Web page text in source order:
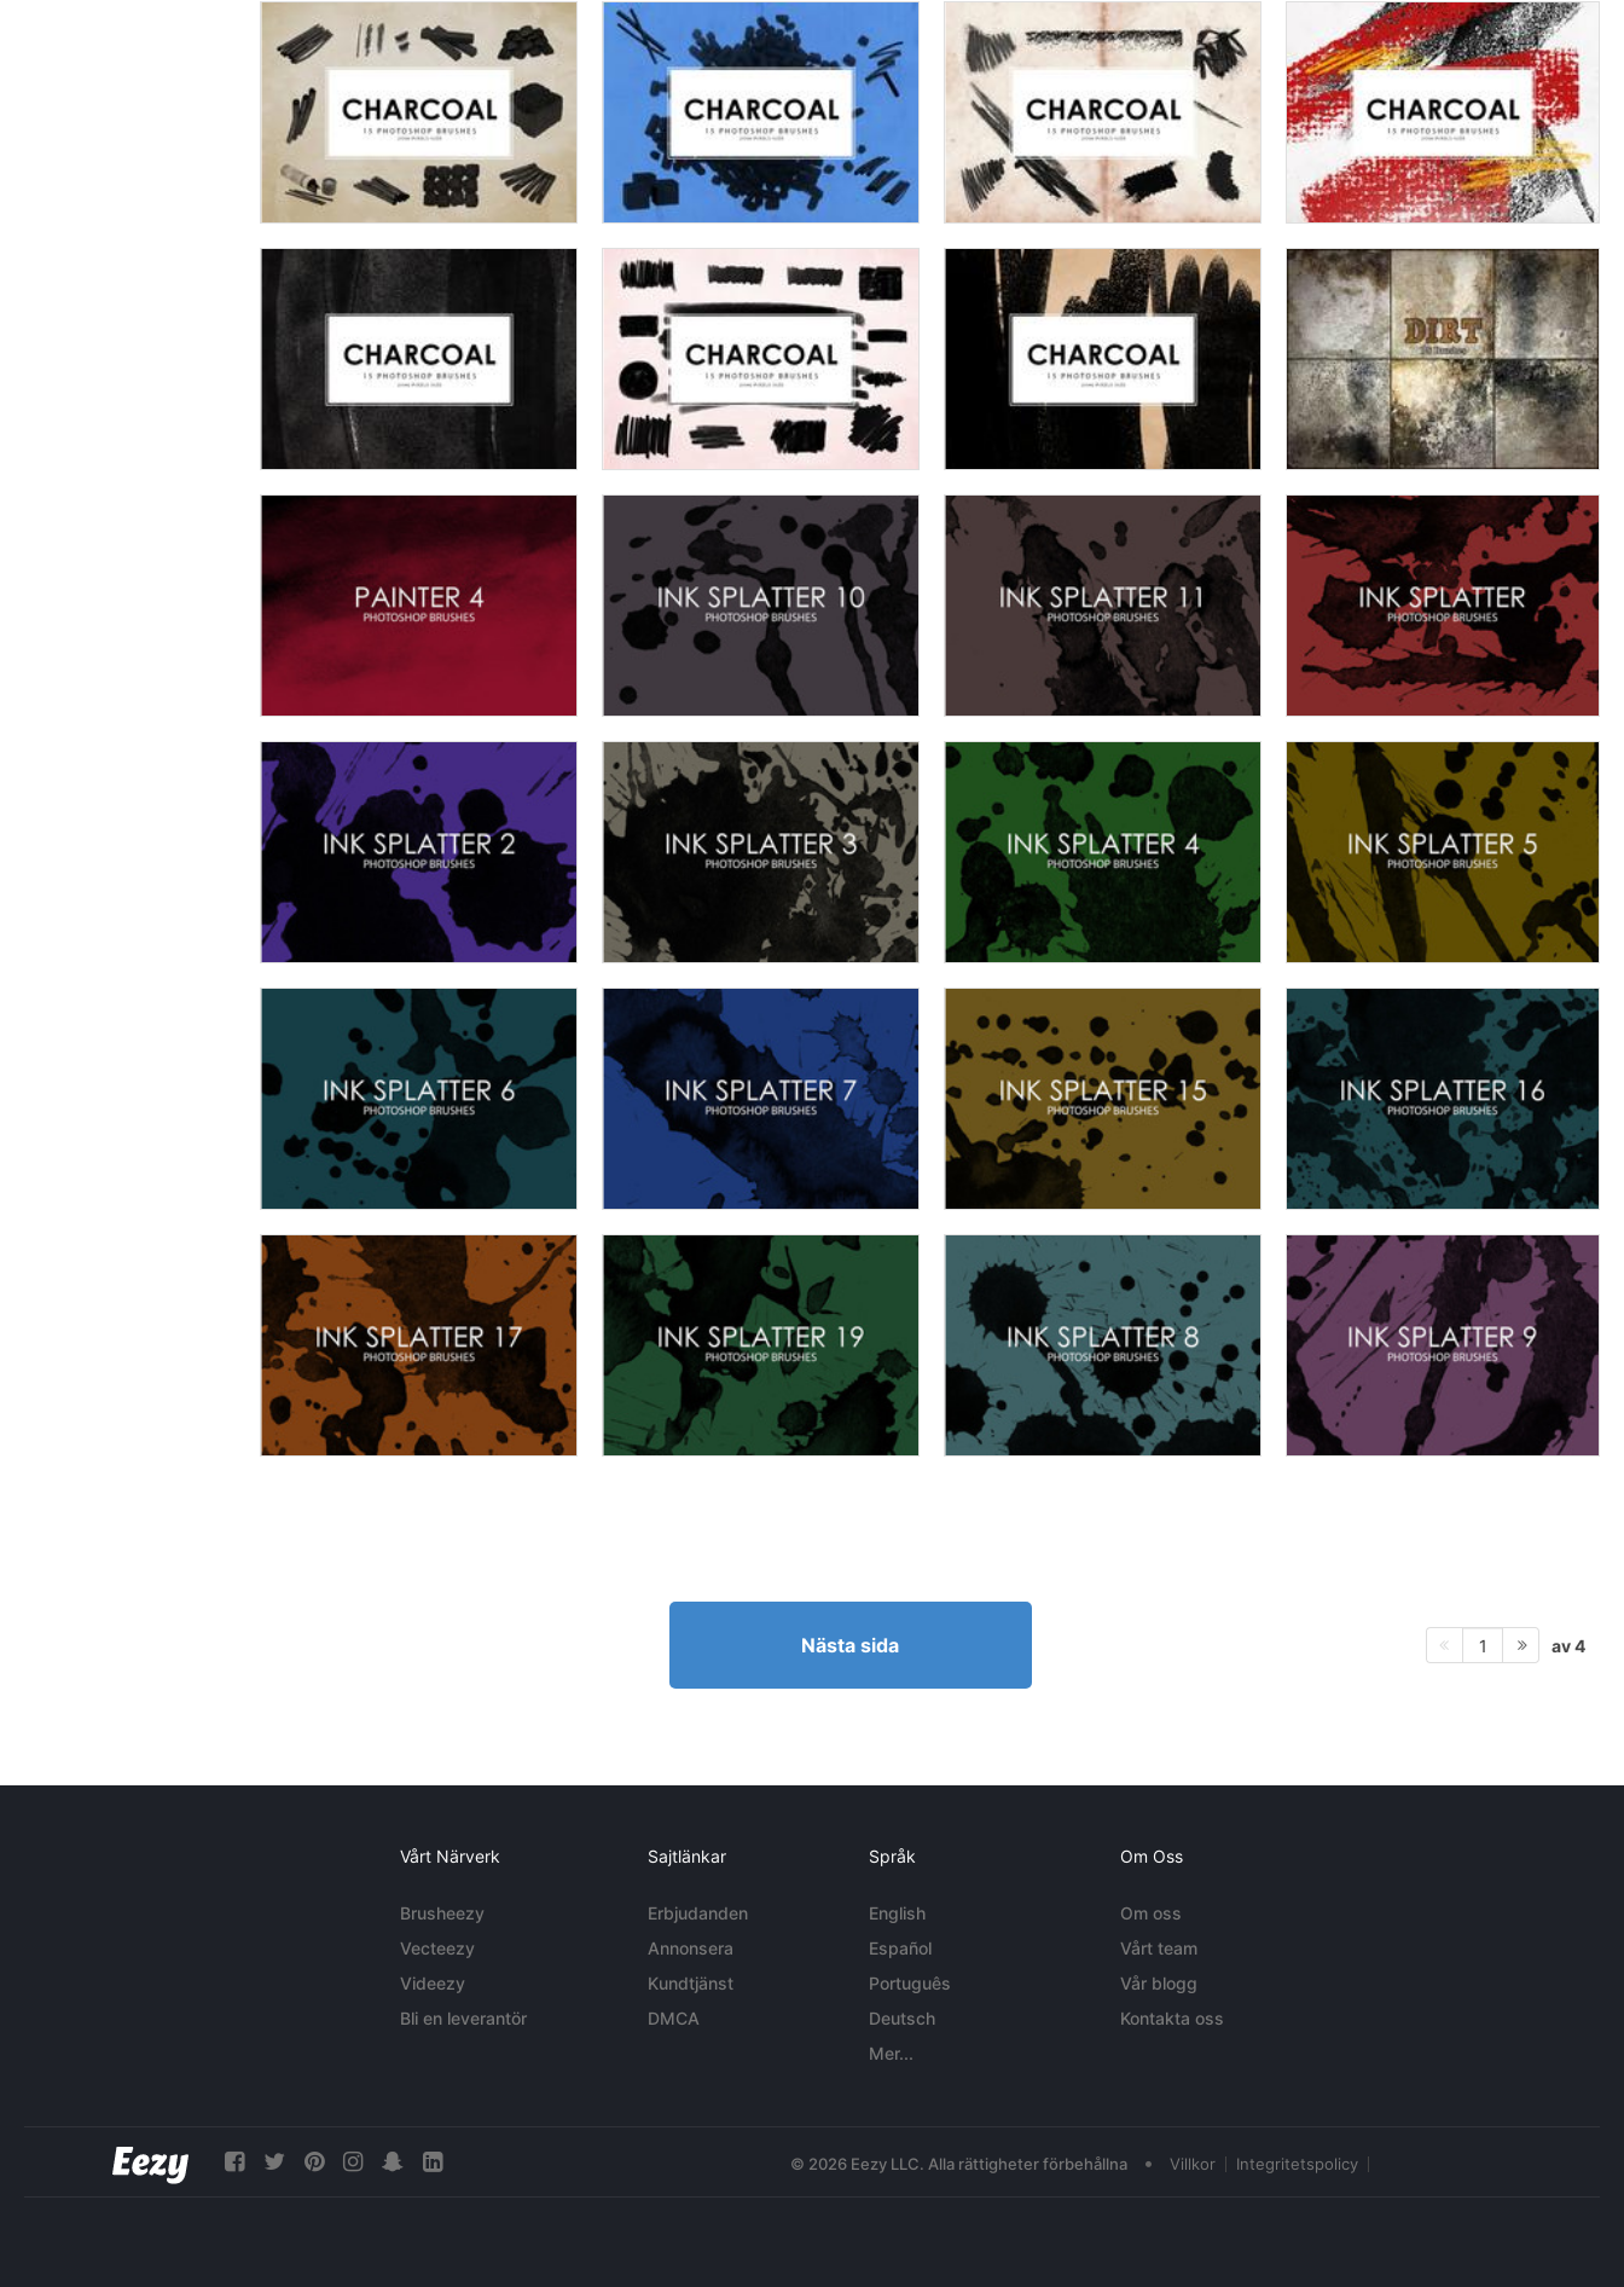
Nästa sida 1 av 4
Vårt Närverk
Brusheezy
Vecteezy
Videezy
Bli en leverantör
Sajtlänkar
Erbjudanden
Annonsera
Kundtjänst
DMCA
Språk
English
Español
Português
Deutsch
Mer...
Om Oss
Om oss
Vårt team
Vår blogg
Kontakta oss
© 2026 Eezy LLC. Alla rättigheter förbehållna • Villkor Integritetspolicy